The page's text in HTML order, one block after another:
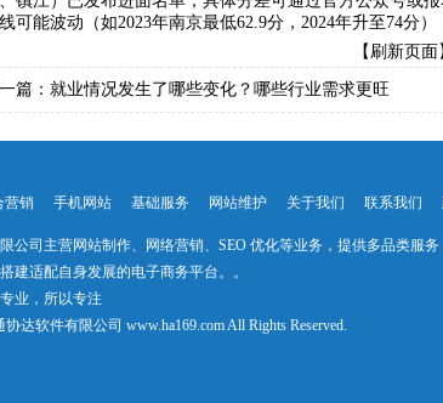
能波动（如2023年南京最低62.9分，2024年升至74分）
【刷新页面
篇： 就业情况发生了哪些变化？哪些行业需求更旺
营销 手机网站 基础服务 网站维护 关于我们 联系我们
公司主营网站制作、网络营销、SEO 优化等业务，提供多品类服
建适配自身发展的电子商务平台。。
业，所以专注
达软件有限公司 www.ha169.com All Rights Reserved.